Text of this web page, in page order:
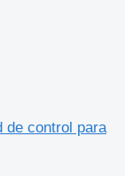
de control para